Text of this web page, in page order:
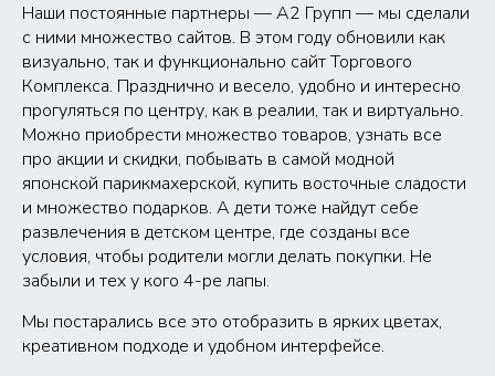
Наши постоянные партнеры — А2 Групп — мы сделали
с ними множество сайтов. В этом году обновили как
визуально, так и функционально сайт Торгового
Комплекса. Празднично и весело, удобно и интересно
прогуляться по центру, как в реалии, так и виртуально.
Можно приобрести множество товаров, узнать все
про акции и скидки, побывать в самой модной
японской парикмахерской, купить восточные сладости
и множество подарков. А дети тоже найдут себе
развлечения в детском центре, где созданы все
условия, чтобы родители могли делать покупки. Не
забыли и тех у кого 4-ре лапы.
Мы постарались все это отобразить в ярких цветах,
креативном подходе и удобном интерфейсе.